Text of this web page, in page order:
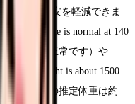
さんの不安を軽減できま
heart rate is normal at 140
回/分で正常です）や
weight is about 1500
す。現在の推定体重は約